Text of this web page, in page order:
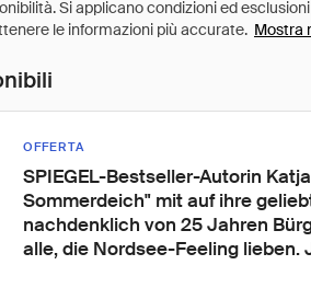
Mostra
OFFERTA
SPIEGEL-Bestseller-Autorin
Sommerdeich" mit auf ihre
nachdenklich von 25 Jahren
alle, die Nordsee-Feeling lieben.